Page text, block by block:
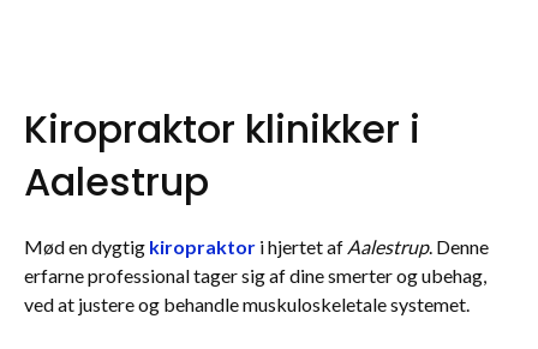
Kiropraktor klinikker i
Aalestrup
Mød en dygtig kiropraktor i hjertet af Aalestrup. Denne
erfarne professional tager sig af dine smerter og ubehag,
ved at justere og behandle muskuloskeletale systemet.